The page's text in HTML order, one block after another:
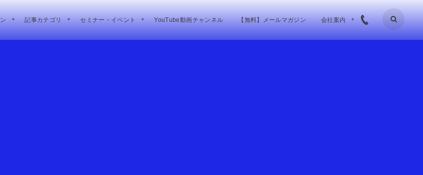
記事カテゴリ セミナー・イベント YouTube動画チャンネル 【無料】メールマガジン 会社案内